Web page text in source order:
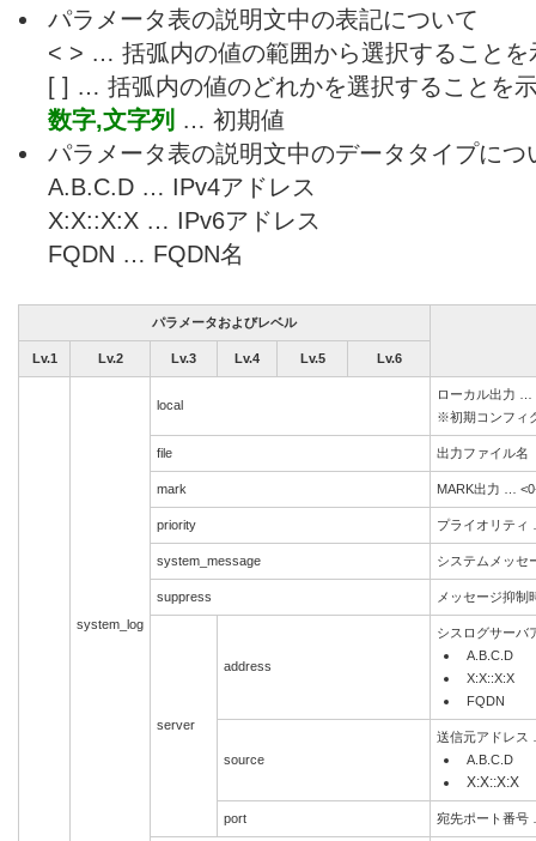
パラメータ表の説明文中の表記について
< > … 括弧内の値の範囲から選択することを
[ ] … 括弧内の値のどれかを選択することを
数字,文字列 … 初期値
パラメータ表の説明文中のデータタイプにつ
A.B.C.D … IPv4アドレス
X:X::X:X … IPv6アドレス
FQDN … FQDN名
パラメータおよびレベル
Lv.1 Lv.2 Lv.3 Lv.4 Lv.5 Lv.6
system_log
local
ローカル出力 …
※初期コンフィ
file 出力ファイル名
mark MARK出力 …
priority プライオリテ
system_message システムメッセ
suppress メッセージ抑
server
address
シスログサー
A.B.C.D
X:X::X:X
FQDN
source
送信元アドレ
A.B.C.D
X:X::X:X
port 宛先ポート番号